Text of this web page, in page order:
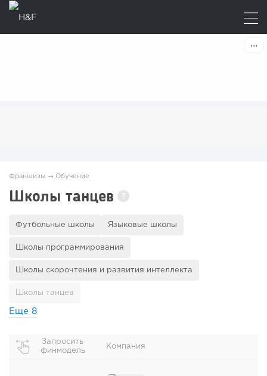
Франшизы → Обучение
Школы танцев ?
Футбольные школы Языковые школы
Школы программирования
Школы скорочтения и развития интеллекта
Школы танцев
Еще 8
Запросить
финмодель
Компания